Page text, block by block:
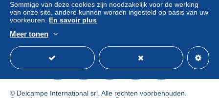
NATIONAAL. BELGIÊ - BELGIQUE
Verzenden van
postkaarten ; van 1 tot 5 stuks ;
1,70
enaar adres
Envoyer decartes postales: De 1 - 5 pieces;
l'adresse
Sommige van deze cookies zijn noodzakelijk voor de werking
van onze site, andere kunnen worden ingesteld op basis van uw
voorkeuren. En savoir plus
Meer tonen
© Delcampe International srl. Alle rechten voorbehouden.